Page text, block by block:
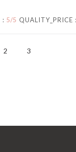
: 5/5 QUALITY_PRICE
2 3